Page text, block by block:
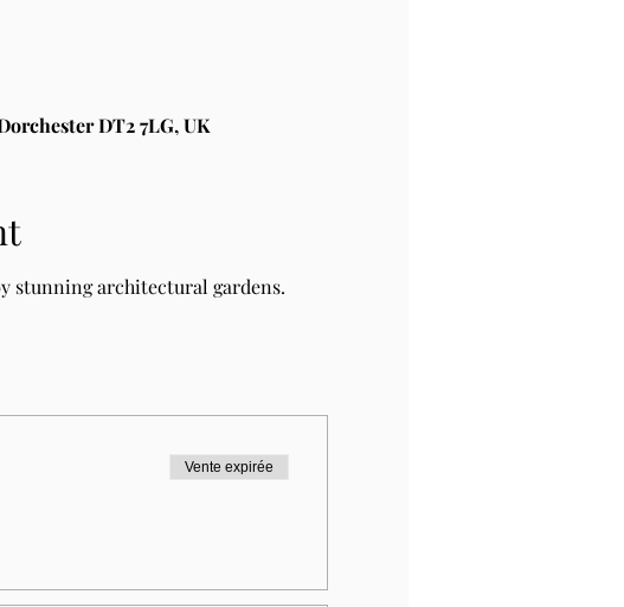
DT2 7LG, UK
stunning architectural gardens.
Vente expirée